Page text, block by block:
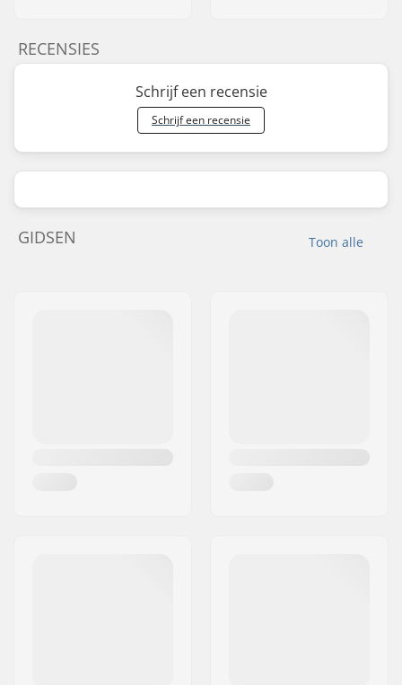
RECENSIES
Schrijf een recensie
Schrijf een recensie
Toon alle
GIDSEN